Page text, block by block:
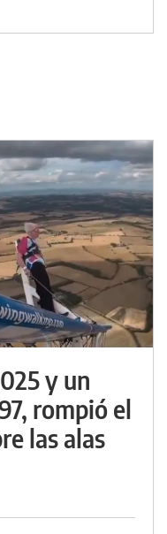
y un
rompió el
las alas